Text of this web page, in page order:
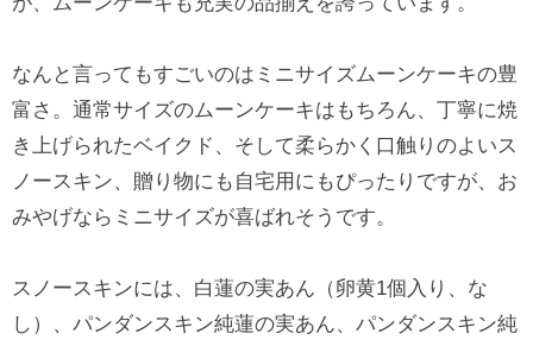
なんと言ってもすごいのはミニサイズムーンケーキの豊
富さ。通常サイズのムーンケーキはもちろん、丁寧に焼
き上げられたベイクド、そして柔らかく口触りのよいス
ノースキン、贈り物にも自宅用にもぴったりですが、お
みやげならミニサイズが喜ばれそうです。
スノースキンには、白蓮の実あん（卵黄1個入り、な
し）、パンダンスキン純蓮の実あん、パンダンスキン純